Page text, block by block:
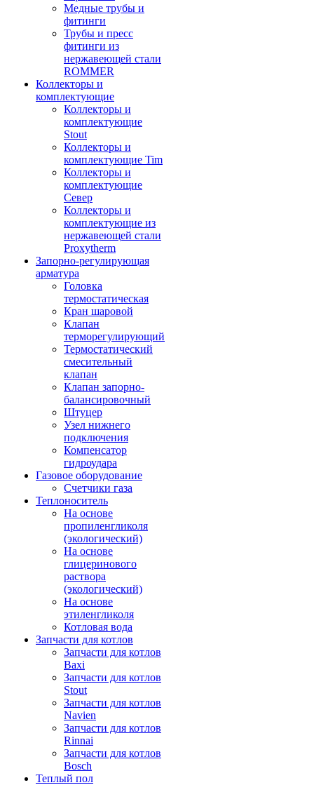
Медные трубы и
фитинги
Трубы и пресс
фитинги из
нержавеющей стали
ROMMER
Коллекторы и
комплектующие
Коллекторы и
комплектующие
Stout
Коллекторы и
комплектующие Tim
Коллекторы и
комплектующие
Север
Коллекторы и
комплектующие из
нержавеющей стали
Proxytherm
Запорно-регулирующая
арматура
Головка
термостатическая
Кран шаровой
Клапан
терморегулирующий
Термостатический
смесительный
клапан
Клапан запорно-
балансировочный
Штуцер
Узел нижнего
подключения
Компенсатор
гидроудара
Газовое оборудование
Счетчики газа
Теплоноситель
На основе
пропиленгликоля
(экологический)
На основе
глицеринового
раствора
(экологический)
На основе
этиленгликоля
Котловая вода
Запчасти для котлов
Запчасти для котлов
Baxi
Запчасти для котлов
Stout
Запчасти для котлов
Navien
Запчасти для котлов
Rinnai
Запчасти для котлов
Bosch
Теплый пол